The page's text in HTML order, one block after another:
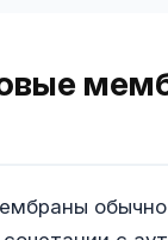
обычно